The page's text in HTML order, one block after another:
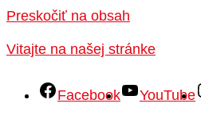
Preskočiť na obsah
Vitajte na našej stránke
Facebook YouTube